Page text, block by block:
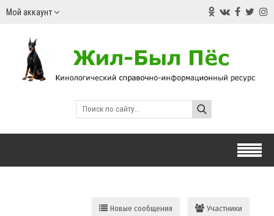
Мой аккаунт
Новые сообщения Участники